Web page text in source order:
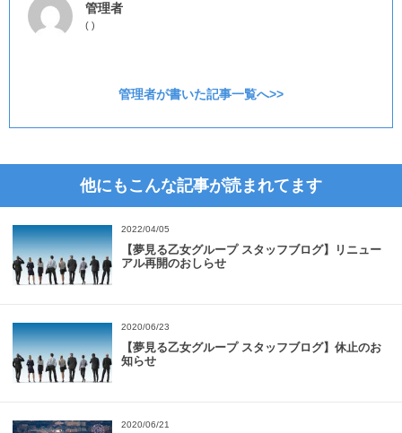
管理者
( )
管理者が書いた記事一覧へ>>
他にもこんな記事が読まれてます
2022/04/05
【夢見る乙女グループ スタッフブログ】リニュー
アル再開のおしらせ
2020/06/23
【夢見る乙女グループ スタッフブログ】休止のお
知らせ
2020/06/21